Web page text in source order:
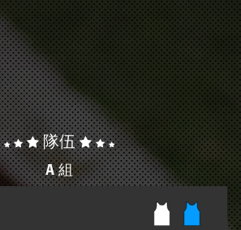
隊伍
A 組